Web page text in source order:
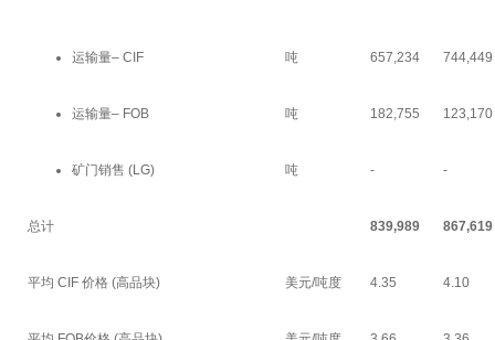
运输量– CIF 吨 657,234 744,449
运输量– FOB 吨 182,755 123,170
矿门销售 (LG) 吨 - -
总计 839,989 867,619
平均 CIF 价格 (高品块) 美元/吨度 4.35 4.10